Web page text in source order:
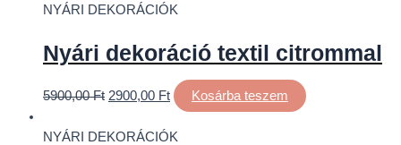
NYÁRI DEKORÁCIÓK
Nyári dekoráció textil citrommal
5900,00Ft 2900,00 Ft Kosárba teszem
NYÁRI DEKORÁCIÓK